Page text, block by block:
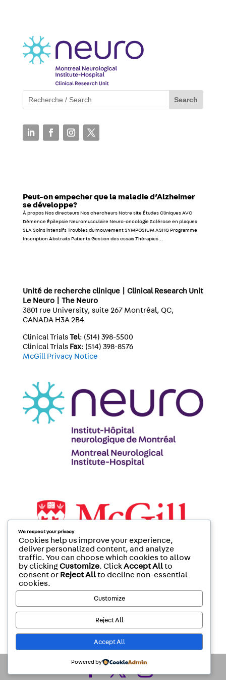
Peut-on empecher que la maladie d’Alzheimer
se développe?
À propos Nos directeurs Nos chercheurs Notre site Études Cliniques AVC
Démence Épilepsie Neuromusculaire Neuro-oncologie Sclérose en plaques
SLA Soins intensifs Troubles du mouvement SYMPOSIUM ASHG Programme
Inscription Abstraits Patients Gestion des essais Thérapies...
Unité de recherche clinique | Clinical Research Unit
Le Neuro | The Neuro
3801 rue University, suite 267 Montréal, QC,
CANADA H3A 2B4
Clinical Trials Tel: (514) 398-5500
Clinical Trials Fax: (514) 398-8576
McGill Privacy Notice
We respect your privacy
Cookies help us improve your experience,
deliver personalized content, and analyze
traffic. You can choose which cookies to allow
by clickingCustomize. ClickAccept Allto
consent or Reject Allto decline non-essential
cookies.
Customize
Reject All
Accept All
Powered by